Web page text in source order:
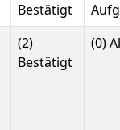
Bestätigt
(2)
Bestätigt
(0)